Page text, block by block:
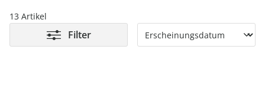
13 Artikel
Filter